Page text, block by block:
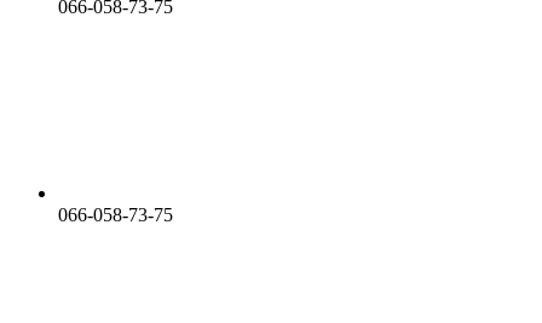
066-058-73-75
066-058-73-75